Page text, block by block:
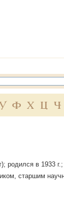
Ф Х Ц Ч
родился в 1933
старшим